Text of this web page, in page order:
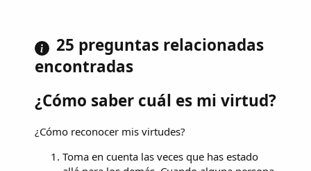
25 preguntas relacionadas
encontradas
¿Cómo saber cuál es mi virtud?
¿Cómo reconocer mis virtudes?
Toma en cuenta las veces que has estado